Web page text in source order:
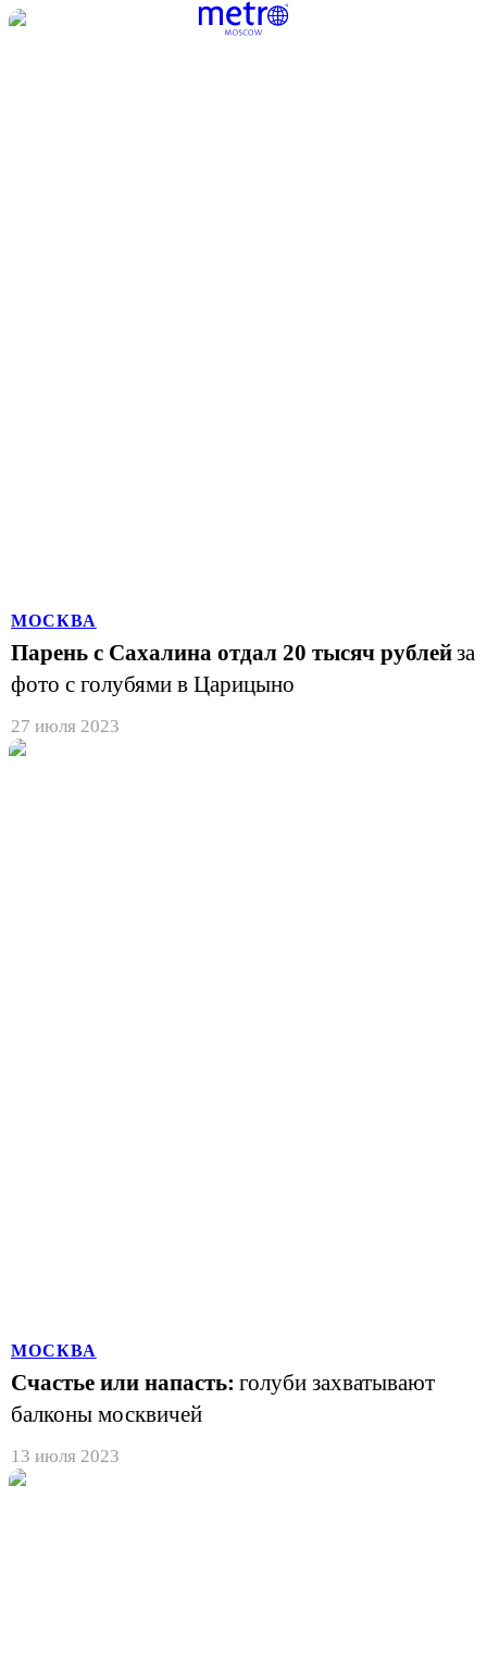
МОСКВА
Парень с Сахалина отдал 20 тысяч рублейза
фото с голубями в Царицыно
27 июля 2023
МОСКВА
Счастье или напасть: голуби захватывают
балконы москвичей
13 июля 2023